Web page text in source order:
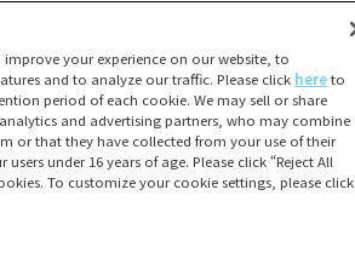
your experience on our website, to
and to analyze our traffic. Please click hereto
period of each cookie. We may sell or share
and advertising partners, who may combine
or that they have collected from your use of their
under 16 years of age. Please click “Reject All
To customize your cookie settings, please click